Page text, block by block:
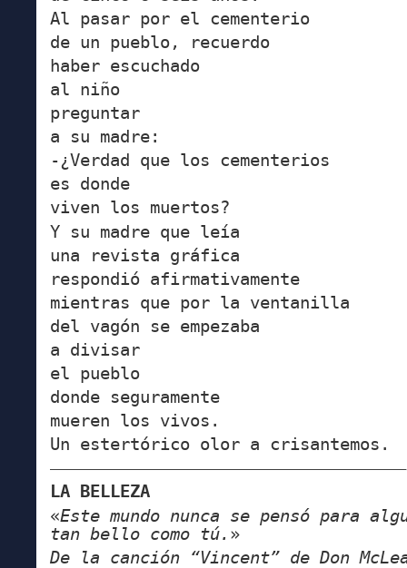
Al pasar por el cementerio
de un pueblo, recuerdo
haber escuchado
al niño
preguntar
a su madre:
-¿Verdad que los cementerios
es donde
viven los muertos?
Y su madre que leía
una revista gráfica
respondió afirmativamente
mientras que por la ventanilla
del vagón se empezaba
a divisar
el pueblo
donde seguramente
mueren los vivos.
Un estertórico olor a crisantemos.
LA BELLEZA
«Este mundo nunca se pensó para
tan bello como tú. »
De la canción “Vincent” de Don